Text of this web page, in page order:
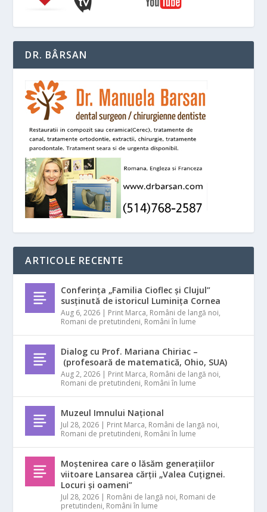
DR. BÂRSAN
ARTICOLE RECENTE
Conferința „Familia Cioflec și Clujul”
susținută de istoricul Luminița Cornea
Aug 6, 2026 | Print Marca, Români de langă noi,
Romani de pretutindeni, Români în lume
Dialog cu Prof. Mariana Chiriac –
(profesoară de matematică, Ohio, SUA)
Aug 2, 2026 | Print Marca, Români de langă noi,
Romani de pretutindeni, Români în lume
Muzeul Imnului Național
Jul 28, 2026 | Print Marca, Români de langă noi,
Romani de pretutindeni, Români în lume
Moștenirea care o lăsăm generațiilor
viitoare Lansarea cărții „Valea Cuțignei.
Locuri și oameni”
Jul 28, 2026 | Români de langă noi, Romani de
pretutindeni, Români în lume